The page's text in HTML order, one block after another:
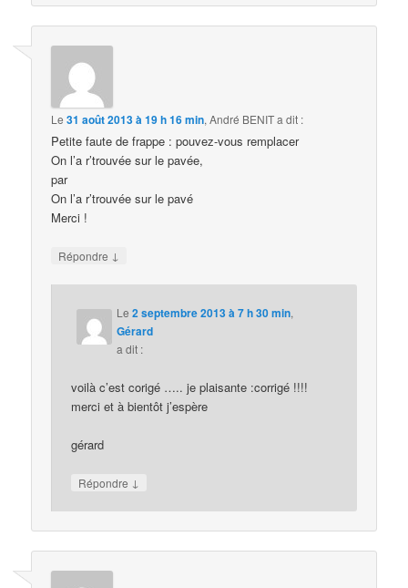
Le31 août 2013 à 19 h 16 min,André BENITa dit :
Petite faute de frappe : pouvez-vous remplacer
On l’a r’trouvée sur le pavée,
par
On l’a r’trouvée sur le pavé
Merci !
Répondre ↓
Le2 septembre 2013 à 7 h 30 min,
Gérard
a dit :
voilà c’est corigé ….. je plaisante :corrigé !!!!
merci et à bientôt j’espère
gérard
Répondre ↓